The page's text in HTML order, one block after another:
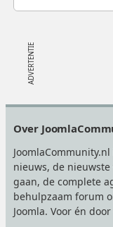
Over
nieuws, de
gaan, de complete
behulpzaam forum
Joomla. Voor én